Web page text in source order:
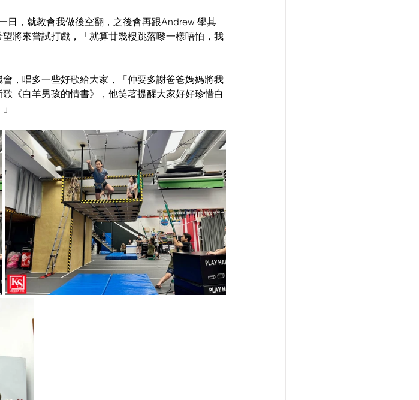
日，就教會我做後空翻，之後會再跟Andrew 學其
將來嘗試打戲，「就算廿幾樓跳落嚟一樣唔怕，我
，唱多一些好歌給大家，「仲要多謝爸爸媽媽將我
《白羊男孩的情書》，他笑著提醒大家好好珍惜白